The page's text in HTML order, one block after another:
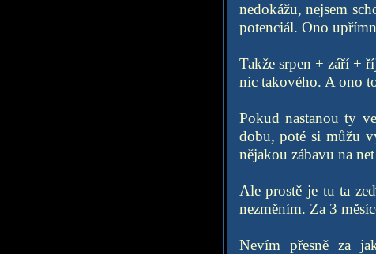
nedokážu, nejsem
potenciál. Ono
Takže srpen + září +
nic takového. A ono
Pokud nastanou ty
dobu, poté si můžu
nějakou zábavu na
Ale prostě je tu ta
nezměním. Za 3
Nevím přesně za